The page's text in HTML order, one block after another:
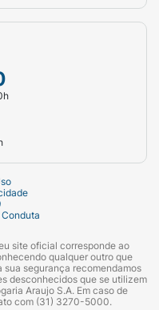
site oficial corresponde ao
qualquer outro que
segurança recomendamos
desconhecidos que se utilizem
Araujo S.A. Em caso de
com (31) 3270-5000.